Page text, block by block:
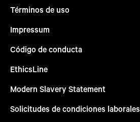
Términos de uso
Impressum
Código de conducta
EthicsLine
Modern Slavery Statement
Solicitudes de condiciones laborales